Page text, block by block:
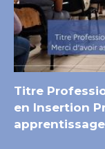
Titre
en Insertion
apprentissage